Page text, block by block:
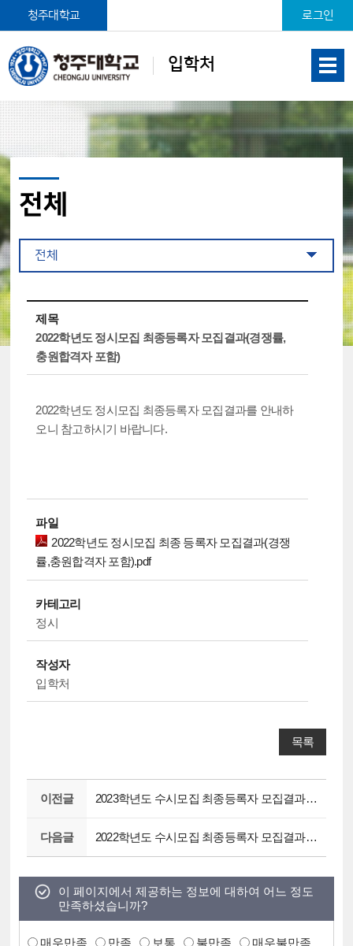
입학처
청주대학교 로그인
전체
전체
제목
2022학년도 정시모집 최종등록자 모집결과(경쟁률,
충원합격자 포함)
2022학년도 정시모집 최종등록자 모집결과를 안내하
오니 참고하시기 바랍니다.
파일
2022학년도 정시모집 최종 등록자 모집결과(경쟁
률,충원합격자 포함).pdf
카테고리
정시
작성자
입학처
목록
이전글 2023학년도 수시모집 최종등록자 모집결과(경쟁률, 충원합격자 포함)
다음글 2022학년도 수시모집 최종등록자 모집결과(경쟁률, 충원합격자 포함)
이 페이지에서 제공하는 정보에 대하여 어느 정도
만족하셨습니까?
매우만족 만족 보통 불만족 매우불만족